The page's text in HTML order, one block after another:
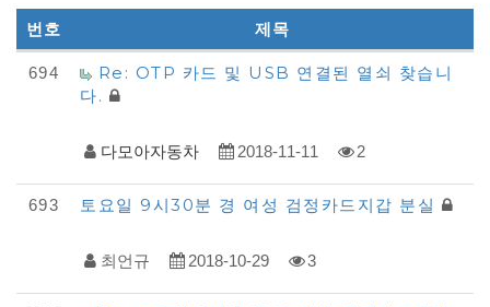
다
동
분
번호 제목
694
Re: OTP 카드 및 USB 연결된 열쇠 찾습니
다.
다모아자동차 2018-11-11 2
693 토요일 9시30분 경 여성 검정카드지갑 분실
최언규 2018-10-29 3